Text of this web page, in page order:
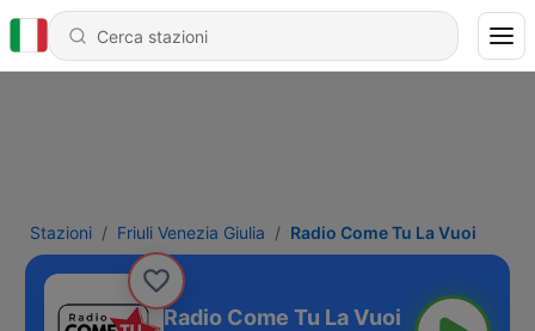
Stazioni Friuli Venezia Giulia Radio Come Tu La Vuoi
Radio Come Tu La Vuoi